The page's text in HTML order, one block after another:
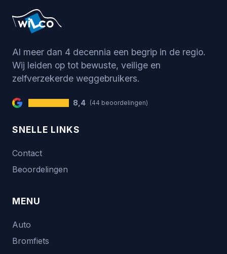
Al meer dan 4 decennia een begrip in de regio.
Wij leiden op tot bewuste, veilige en
zelfverzekerde weggebruikers.
8,4 (44 beoordelingen)
SNELLE LINKS
Contact
Beoordelingen
MENU
Auto
Bromfiets